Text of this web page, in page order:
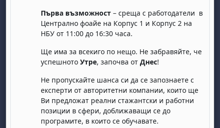
Първа възможност – среща с работодатели в
Централно фоайе на Корпус 1 и Корпус 2 на
НБУ от 11:00 до 16:30 часа.
Ще има за всекиго по нещо. Не забравяйте, че
успешното Утре, започва от Днес!
Не пропускайте шанса си да се запознаете с
експерти от авторитетни компании, които ще
Ви предложат реални стажантски и работни
позиции в сфери, доближаващи се до
програмите, в които се обучавате.
1 август
неделя, 2 август
8 август
неделя, 9 август
15 август
неделя, 16 август